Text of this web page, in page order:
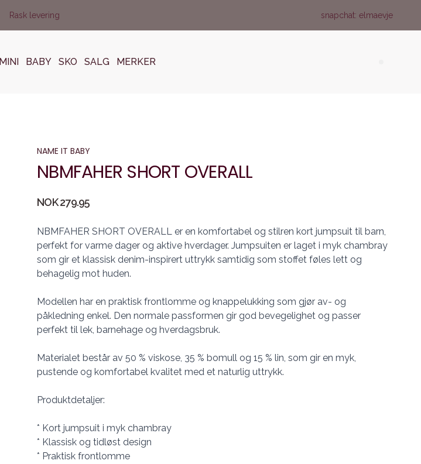
Rask levering snapchat: elmaevje
MINI BABY SKO SALG MERKER
NAME IT BABY
NBMFAHER SHORT OVERALL
Produktdetaljer
NOK 279.95
Description
NBMFAHER SHORT OVERALL er en komfortabel og stilren kort jumpsuit til barn,
perfekt for varme dager og aktive hverdager. Jumpsuiten er laget i myk chambray
som gir et klassisk denim-inspirert uttrykk samtidig som stoffet føles lett og
behagelig mot huden.
Modellen har en praktisk frontlomme og knappelukking som gjør av- og
påkledning enkel. Den normale passformen gir god bevegelighet og passer
perfekt til lek, barnehage og hverdagsbruk.
Materialet består av 50 % viskose, 35 % bomull og 15 % lin, som gir en myk,
pustende og komfortabel kvalitet med et naturlig uttrykk.
Produktdetaljer:
* Kort jumpsuit i myk chambray
* Klassisk og tidløst design
* Praktisk frontlomme